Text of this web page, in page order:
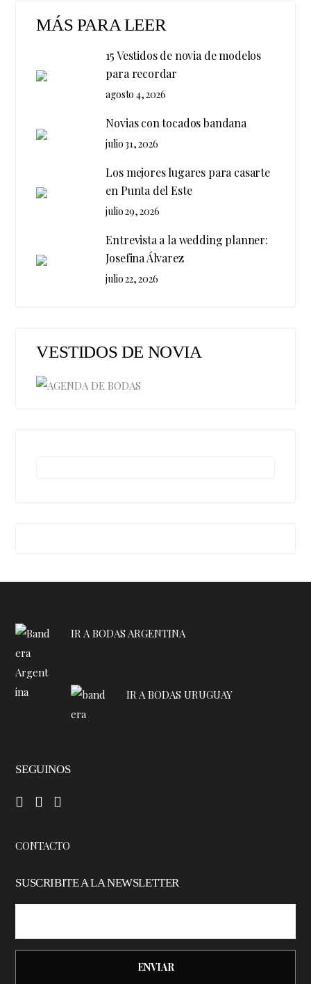
MÁS PARA LEER
15 Vestidos de novia de modelos
para recordar
agosto 4, 2026
Novias con tocados bandana
julio 31, 2026
Los mejores lugares para casarte
en Punta del Este
julio 29, 2026
Entrevista a la wedding planner:
Josefina Álvarez
julio 22, 2026
VESTIDOS DE NOVIA
IR A BODAS ARGENTINA
IR A BODAS URUGUAY
SEGUINOS
CONTACTO
SUSCRIBITE A LA NEWSLETTER